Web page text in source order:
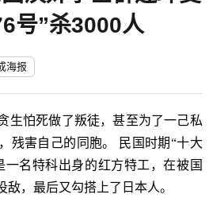
号”杀3000人
海报
生怕死做了叛徒，甚至为了一己私
残害自己的同胞。 民国时期“十大
一名特科出身的红方特工，在被国
敌，最后又勾搭上了日本人。